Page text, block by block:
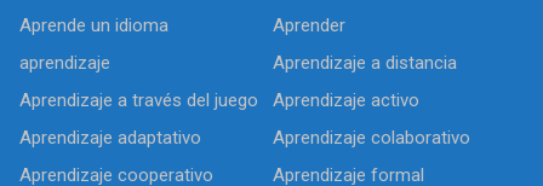
Aprende un idioma
Aprender
aprendizaje
Aprendizaje a distancia
Aprendizaje a través del juego
Aprendizaje activo
Aprendizaje adaptativo
Aprendizaje colaborativo
Aprendizaje cooperativo
Aprendizaje formal